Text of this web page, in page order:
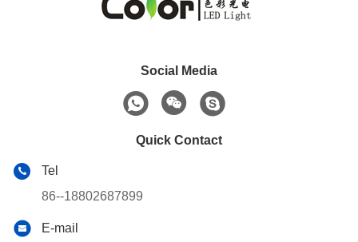
Social Media
Quick Contact
Tel
86--18802687899
E-mail